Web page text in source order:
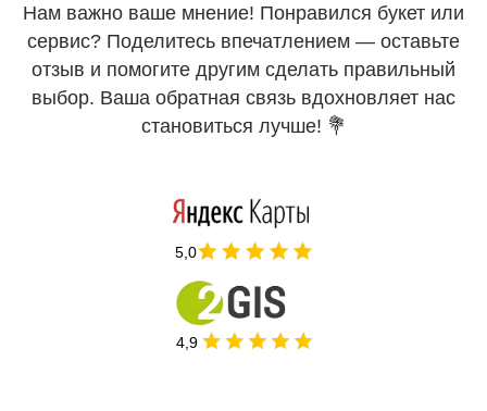
Нам важно ваше мнение! Понравился букет или
сервис? Поделитесь впечатлением — оставьте
отзыв и помогите другим сделать правильный
выбор. Ваша обратная связь вдохновляет нас
становиться лучше! 💐
5,0
4,9